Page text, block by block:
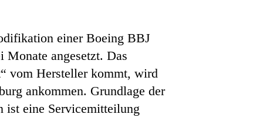
einer Boeing BBJ
angesetzt. Das
vom Hersteller kommt, wird
ankommen. Grundlage der
ist eine Servicemitteilung